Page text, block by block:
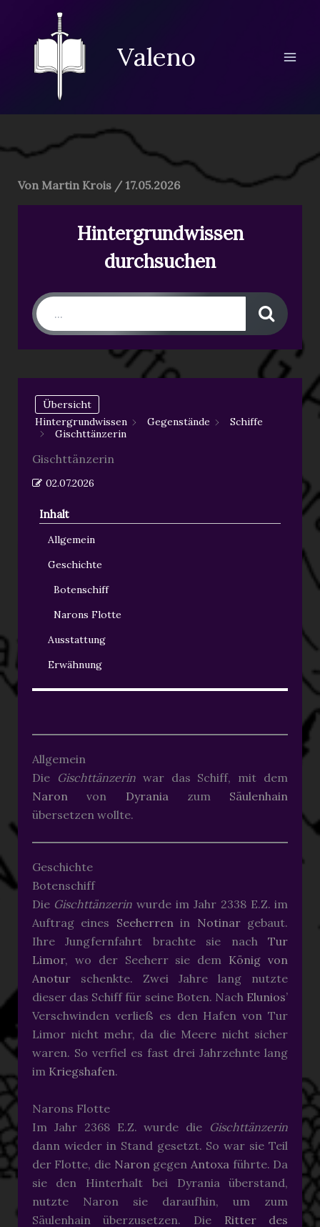
springen
Valeno
Von Martin Krois / 17.05.2026
Hintergrundwissen
durchsuchen
Übersicht
Hintergrundwissen
Gegenstände
Schiffe
Gischttänzerin
Gischttänzerin
02.07.2026
Inhalt
Allgemein
Geschichte
Botenschiff
Narons Flotte
Ausstattung
Erwähnung
Allgemein
Die Gischttänzerinwar das Schiff, mit dem
Naron von Dyrania zum Säulenhain
übersetzen wollte.
Geschichte
Botenschiff
Die Gischttänzerin wurde im Jahr 2338 E.Z. im
Auftrag eines Seeherrenin Notinargebaut.
Ihre Jungfernfahrt brachte sie nachTur
Limor, wo der Seeherr sie dem König von
Anoturschenkte. Zwei Jahre lang nutzte
dieser das Schiff für seine Boten. Nach Elunios’
Verschwinden verließ es den Hafen von Tur
Limor nicht mehr, da die Meere nicht sicher
waren. So verfiel es fast drei Jahrzehnte lang
im Kriegshafen.
Narons Flotte
Im Jahr 2368 E.Z. wurde die Gischttänzerin
dann wieder in Stand gesetzt. So war sie Teil
der Flotte, die Naron gegen Antoxa führte. Da
sie den Hinterhalt bei Dyrania überstand,
nutzte Naron sie daraufhin, um zum
Säulenhain überzusetzen. Die Ritter des